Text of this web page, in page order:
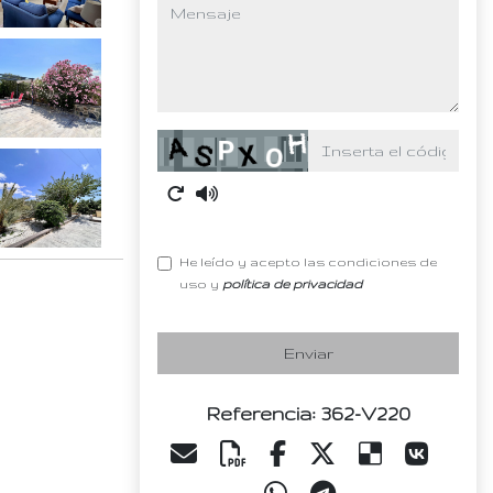
mensaje
Captcha
He leído y acepto las condiciones de
uso y política de privacidad
Enviar
Referencia: 362-V220